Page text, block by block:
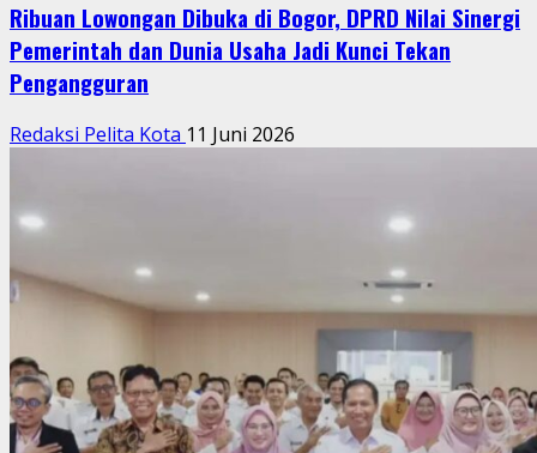
Ribuan Lowongan Dibuka di Bogor, DPRD Nilai Sinergi
Pemerintah dan Dunia Usaha Jadi Kunci Tekan
Pengangguran
Redaksi Pelita Kota 11 Juni 2026